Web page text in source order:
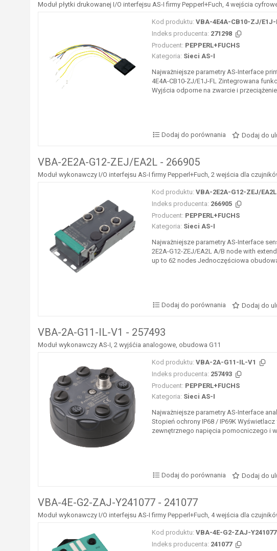
Moduł płytki drukowanej I/O interfejsu AS-I firmy Pepperl+Fuch, 4 wejścia
Kod produktu: VBA-4E4A-CB10-ZJ/E1J-
Indeks producenta: 271298
Producent: PEPPERL+FUCHS
Kategoria: Sieci AS-I
Najważniejsze parametry AS-Interface
4E4A-CB10-ZJ/E1J-FL Zintegrowana
Wyjścia odporne na zwarcie i
Dodaj do porównania Dodaj do
VBA-2E2A-G12-ZEJ/EA2L - 266905
Moduł wykonawczy I/O interfejsu AS-I firmy Pepperl+Fuch, 2 wejścia dla
Kod produktu: VBA-2E2A-G12-ZEJ/EA2L
Indeks producenta: 266905
Producent: PEPPERL+FUCHS
Kategoria: Sieci AS-I
Najważniejsze parametry AS-Interface
2E2A-G12-ZEJ/EA2L A/B node with
up to 62 nodes Jednoczęściowa
Dodaj do porównania Dodaj do
VBA-2A-G11-IL-V1 - 257493
Moduł wykonawczy AS-I, 2 wyjśćia analogowe, obudowa G11
Kod produktu: VBA-2A-G11-IL-V1
Indeks producenta: 257493
Producent: PEPPERL+FUCHS
Kategoria: Sieci AS-I
Najważniejsze parametry AS-Interface
Stopień ochrony IP68 / IP69K
zewnętrznego napięcia pomocniczego i
Dodaj do porównania Dodaj do
VBA-4E-G2-ZAJ-Y241077 - 241077
Moduł wykonawczy I/O interfejsu AS-I firmy Pepperl+Fuch, 4 wejścia dla
Kod produktu: VBA-4E-G2-ZAJ-Y241077
Indeks producenta: 241077